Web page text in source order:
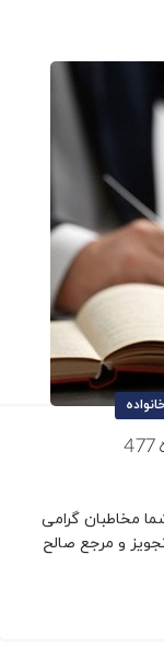
اعاده دادرسی و ماده 477 با شما مخاطبان گرامی
و مرجع صالح